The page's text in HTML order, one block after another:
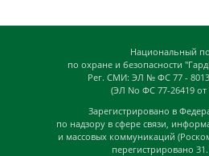
Национальный
по охране и безопасности
Рег. СМИ: ЭЛ № ФС 77 -
(ЭЛ No ФС 77-26419 от
Зарегистрировано в
по надзору в сфере связи,
и массовых коммуникаций
перегистрировано